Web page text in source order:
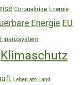
Coronakrise Energie
Energie EU
Klimaschutz
Leben am Land